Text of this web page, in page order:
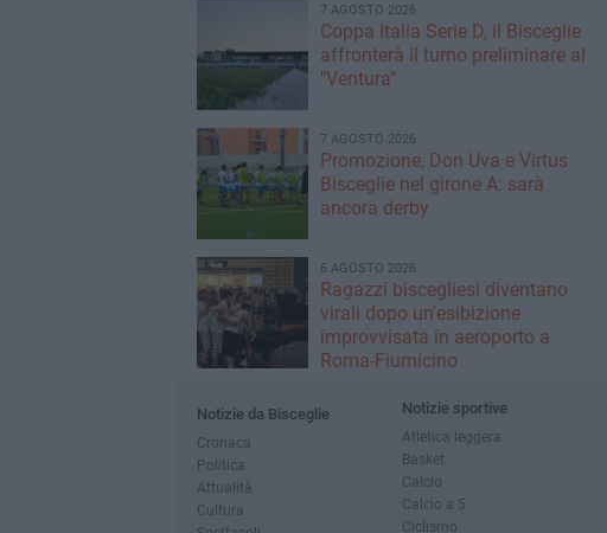
7 AGOSTO 2026
Coppa Italia Serie D, il Bisceglie
affronterà il turno preliminare al
"Ventura"
7 AGOSTO 2026
Promozione, Don Uva e Virtus
Bisceglie nel girone A: sarà
ancora derby
6 AGOSTO 2026
Ragazzi biscegliesi diventano
virali dopo un'esibizione
improvvisata in aeroporto a
Roma-Fiumicino
Notizie da Bisceglie
Cronaca
Politica
Attualità
Cultura
Notizie sportive
Atletica leggera
Basket
Calcio
Calcio a 5
Ciclismo